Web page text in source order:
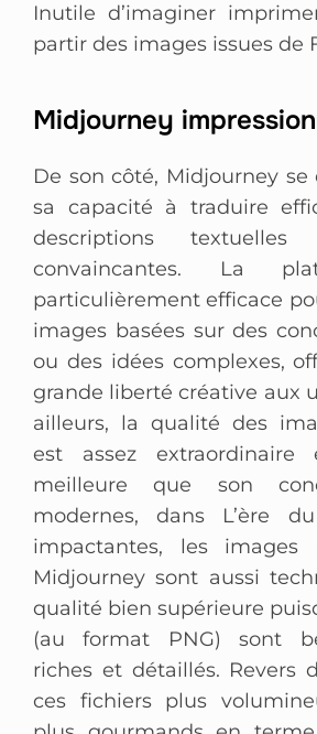
Inutile d’imaginer
partir des images issues de
Midjourney
De son côté, Midjourney
sa capacité à traduire
descriptions
convaincantes. La
particulièrement efficace
images basées sur des
ou des idées complexes,
grande liberté créative aux
ailleurs, la qualité des
est assez extraordinaire
meilleure que son
modernes, dans L’ère
impactantes, les images
Midjourney sont aussi
qualité bien supérieure
(au format PNG) sont
riches et détaillés. Revers
ces fichiers plus